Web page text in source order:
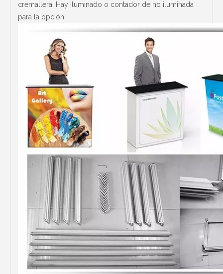
cremallera. Hay Iluminado o contador de no iluminada
para la opción.